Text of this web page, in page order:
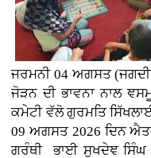
ਜਰਮਨੀ04 ਅਗਸਤ (
ਜੋੜਨ ਦੀ ਭਾਵਨਾ ਨਾਲ
ਕਮੇਟੀ ਵੱਲੋ ਗੁਰਮਤਿ
09 ਅਗਸਤ 2026 ਦਿਨ
ਗਰੰਥੀ ਭਾਈ ਸੁਖਦੇਞ ਸਿੰਘ